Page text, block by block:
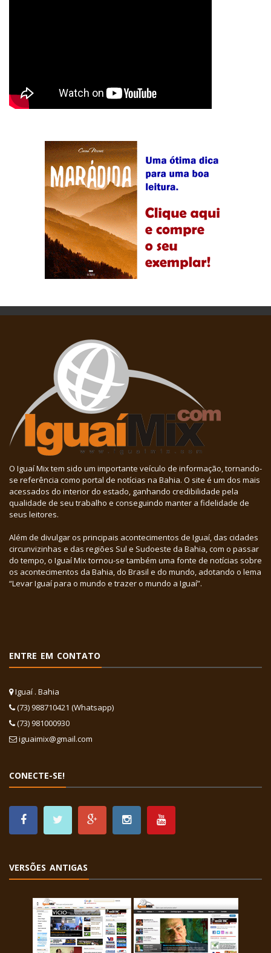
O Iguaí Mix tem sido um importante veículo de informação, tornando-
se referência como portal de notícias na Bahia. O site é um dos mais
acessados do interior do estado, ganhando credibilidade pela
qualidade de seu trabalho e conseguindo manter a fidelidade de
seus leitores.
Além de divulgar os principais acontecimentos de Iguaí, das cidades
circunvizinhas e das regiões Sul e Sudoeste da Bahia, com o passar
do tempo, o Iguaí Mix tornou-se também uma fonte de notícias sobre
os acontecimentos da Bahia, do Brasil e do mundo, adotando o lema
“Levar Iguaí para o mundo e trazer o mundo a Iguaí”.
ENTRE EM CONTATO
Iguaí . Bahia
(73) 988710421 (Whatsapp)
(73) 981000930
iguaimix@gmail.com
CONECTE-SE!
VERSÕES ANTIGAS